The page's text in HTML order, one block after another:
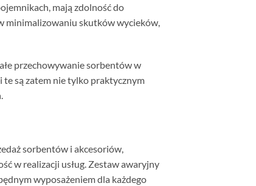
mają zdolność do
minimalizowaniu skutków wycieków,
przechowywanie sorbentów w
te są zatem nie tylko praktycznym
sorbentów i akcesoriów,
w realizacji usług. Zestaw awaryjny
wyposażeniem dla każdego